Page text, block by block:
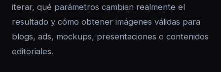
iterar, qué parámetros cambian realmente el
resultado y cómo obtener imágenes válidas para
blogs, ads, mockups, presentaciones o contenidos
editoriales.